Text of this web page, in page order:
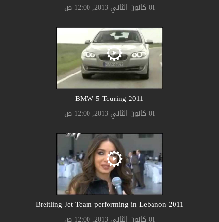
01 كانون الثاني 2013, 12:00 ص
2011 BMW 5 Touring
01 كانون الثاني 2013, 12:00 ص
2011 Breitling Jet Team performing in Lebanon
01 كانون الثاني 2013, 12:00 ص